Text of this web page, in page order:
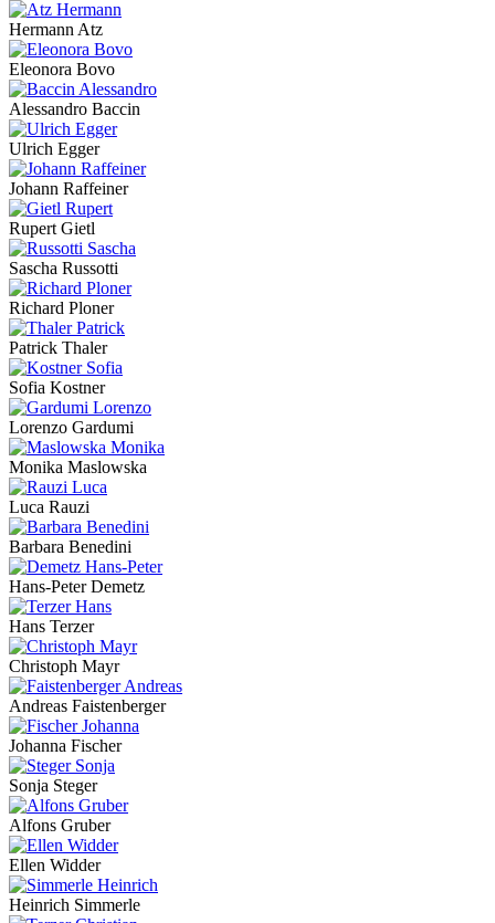
Hermann Atz
Eleonora Bovo
Alessandro Baccin
Ulrich Egger
Johann Raffeiner
Rupert Gietl
Sascha Russotti
Richard Ploner
Patrick Thaler
Sofia Kostner
Lorenzo Gardumi
Monika Maslowska
Luca Rauzi
Barbara Benedini
Hans-Peter Demetz
Hans Terzer
Christoph Mayr
Andreas Faistenberger
Johanna Fischer
Sonja Steger
Alfons Gruber
Ellen Widder
Heinrich Simmerle